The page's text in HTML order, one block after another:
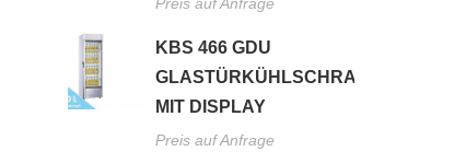
KBS 466 GDU
GLASTÜRKÜHLSCHRANK
MIT DISPLAY
Preis auf Anfrage